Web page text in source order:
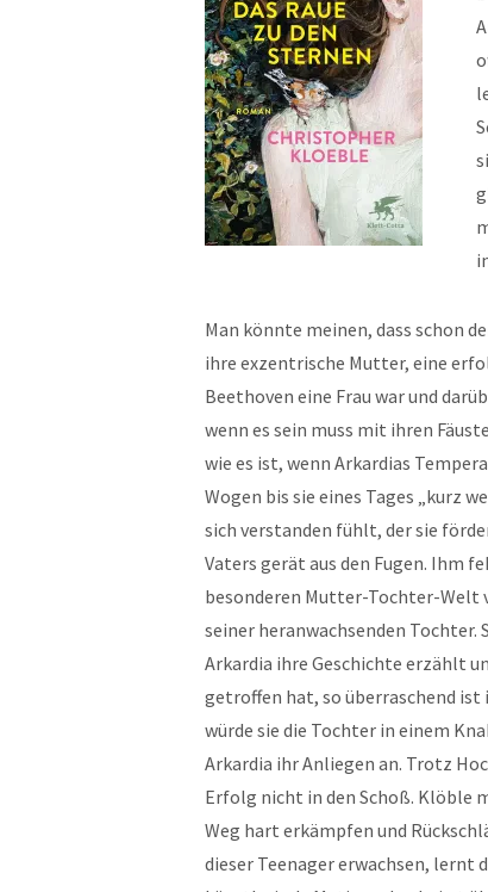
Man könnte meinen, dass schon
ihre exzentrische Mutter, eine
Beethoven eine Frau war und
wenn es sein muss mit ihren
wie es ist, wenn Arkardias
Wogen bis sie eines Tages „kurz
sich verstanden fühlt, der sie
Vaters gerät aus den Fugen. Ihm
besonderen Mutter-Tochter-
seiner heranwachsenden
Arkardia ihre Geschichte erzählt
getroffen hat, so überraschend
würde sie die Tochter in einem
Arkardia ihr Anliegen an. Trotz
Erfolg nicht in den Schoß. Klöble
Weg hart erkämpfen und
dieser Teenager erwachsen, lernt